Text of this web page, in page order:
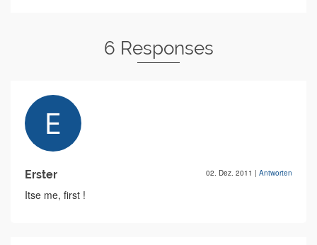
6 Responses
Erster 02. Dez. 2011 | Antworten
Itse me, first !